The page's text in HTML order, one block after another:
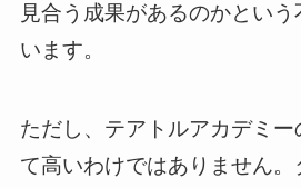
見合う成果があるのかとい
います。
ただし、テアトルアカデミ
て高いわけではありません